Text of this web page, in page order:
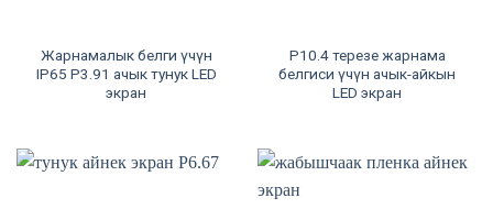
Жарнамалык белги үчүн
IP65 P3.91 ачык тунук LED
экран
P10.4 терезе жарнама
белгиси үчүн ачык-айкын
LED экран